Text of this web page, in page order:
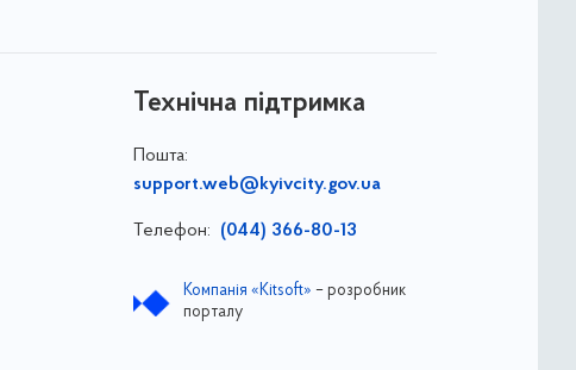
Технічна підтримка
Пошта:
support.web@kyivcity.gov.ua
Телефон: (044) 366-80-13
Компанія «Kitsoft» – розробник
порталу